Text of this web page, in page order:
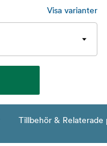
Visa varianter
Tillbehör & Relaterade